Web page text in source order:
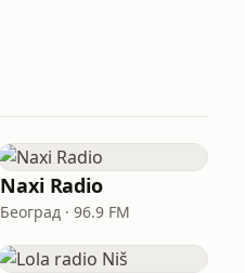
Naxi Radio
Београд · 96.9 FM